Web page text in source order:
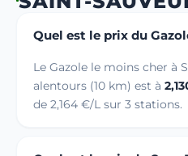
Quel est le prix du
Le Gazole le moins cher à
alentours (10 km) est à
de 2,164 €/L sur 3 stations.